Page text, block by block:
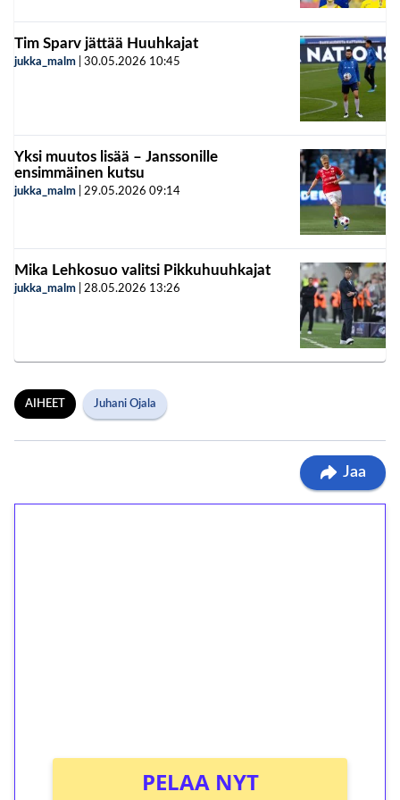
Tim Sparv jättää Huuhkajat
jukka_malm 30.05.2026 10:45
Yksi muutos lisää – Janssonille
ensimmäinen kutsu
jukka_malm 29.05.2026 09:14
Mika Lehkosuo valitsi Pikkuhuuhkajat
jukka_malm 28.05.2026 13:26
AIHEET Juhani Ojala
Jaa
PELAA NYT